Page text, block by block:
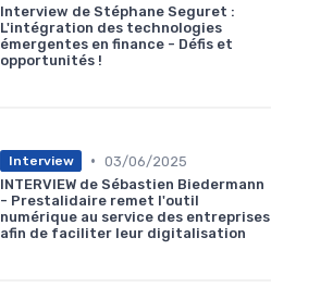
Interview de Stéphane Seguret :
L'intégration des technologies
émergentes en finance - Défis et
opportunités !
Interview • 03/06/2025
INTERVIEW de Sébastien Biedermann
- Prestalidaire remet l'outil
numérique au service des entreprises
afin de faciliter leur digitalisation